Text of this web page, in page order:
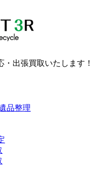
・出張買取いたします！
品整理